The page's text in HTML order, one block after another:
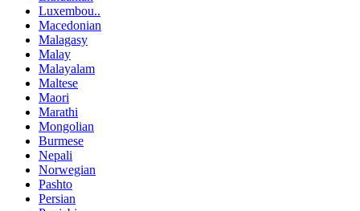
Luxembou..
Macedonian
Malagasy
Malay
Malayalam
Maltese
Maori
Marathi
Mongolian
Burmese
Nepali
Norwegian
Pashto
Persian